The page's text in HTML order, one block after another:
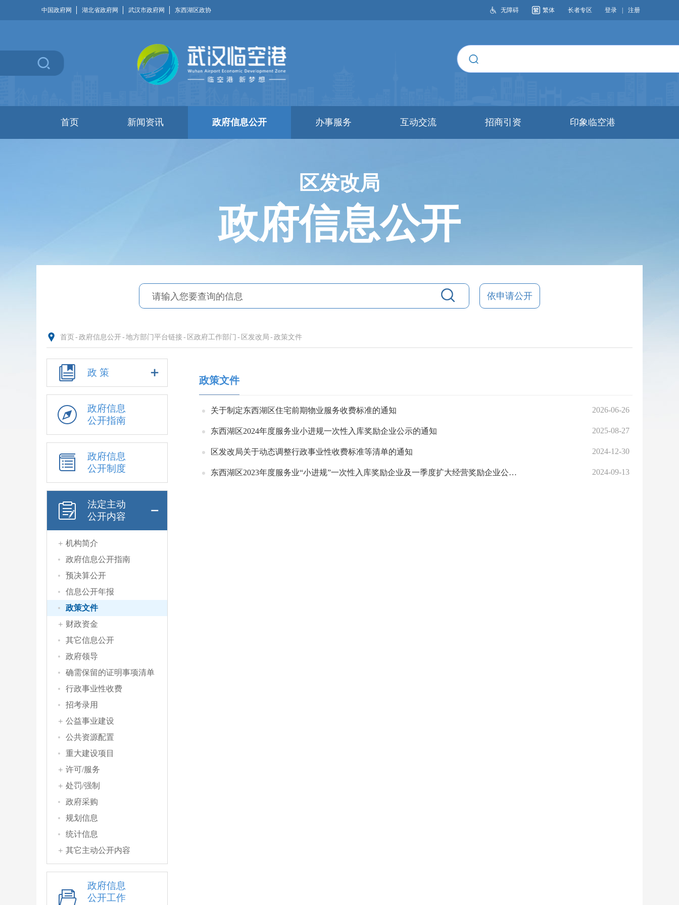
中国政府网 湖北省政府网 武汉市政府网 东西湖区政协 无障碍 繁体 长者专区 登录 注册
首页 新闻资讯 政府信息公开 办事服务 互动交流 招商引资 印象临空港
区发改局
政府信息公开
依申请公开
首页 - 政府信息公开- 地方部门平台链接- 区政府工作部门 - 区发改局 - 政策文件
政 策
政府信息
公开指南
政府信息
公开制度
法定主动
公开内容
机构简介
政府信息公开指南
预决算公开
信息公开年报
政策文件
财政资金
其它信息公开
政府领导
确需保留的证明事项清单
行政事业性收费
招考录用
公益事业建设
公共资源配置
重大建设项目
许可/服务
处罚/强制
政府采购
规划信息
统计信息
其它主动公开内容
政府信息
公开工作
政策文件
关于制定东西湖区住宅前期物业服务收费标准的通知 2026-06-26
东西湖区2024年度服务业小进规一次性入库奖励企业公示的通知 2025-08-27
区发改局关于动态调整行政事业性收费标准等清单的通知 2024-12-30
东西湖区2023年度服务业“小进规”一次性入库奖励企业及一季度扩大经营奖励企业公示的通知 2024-09-13